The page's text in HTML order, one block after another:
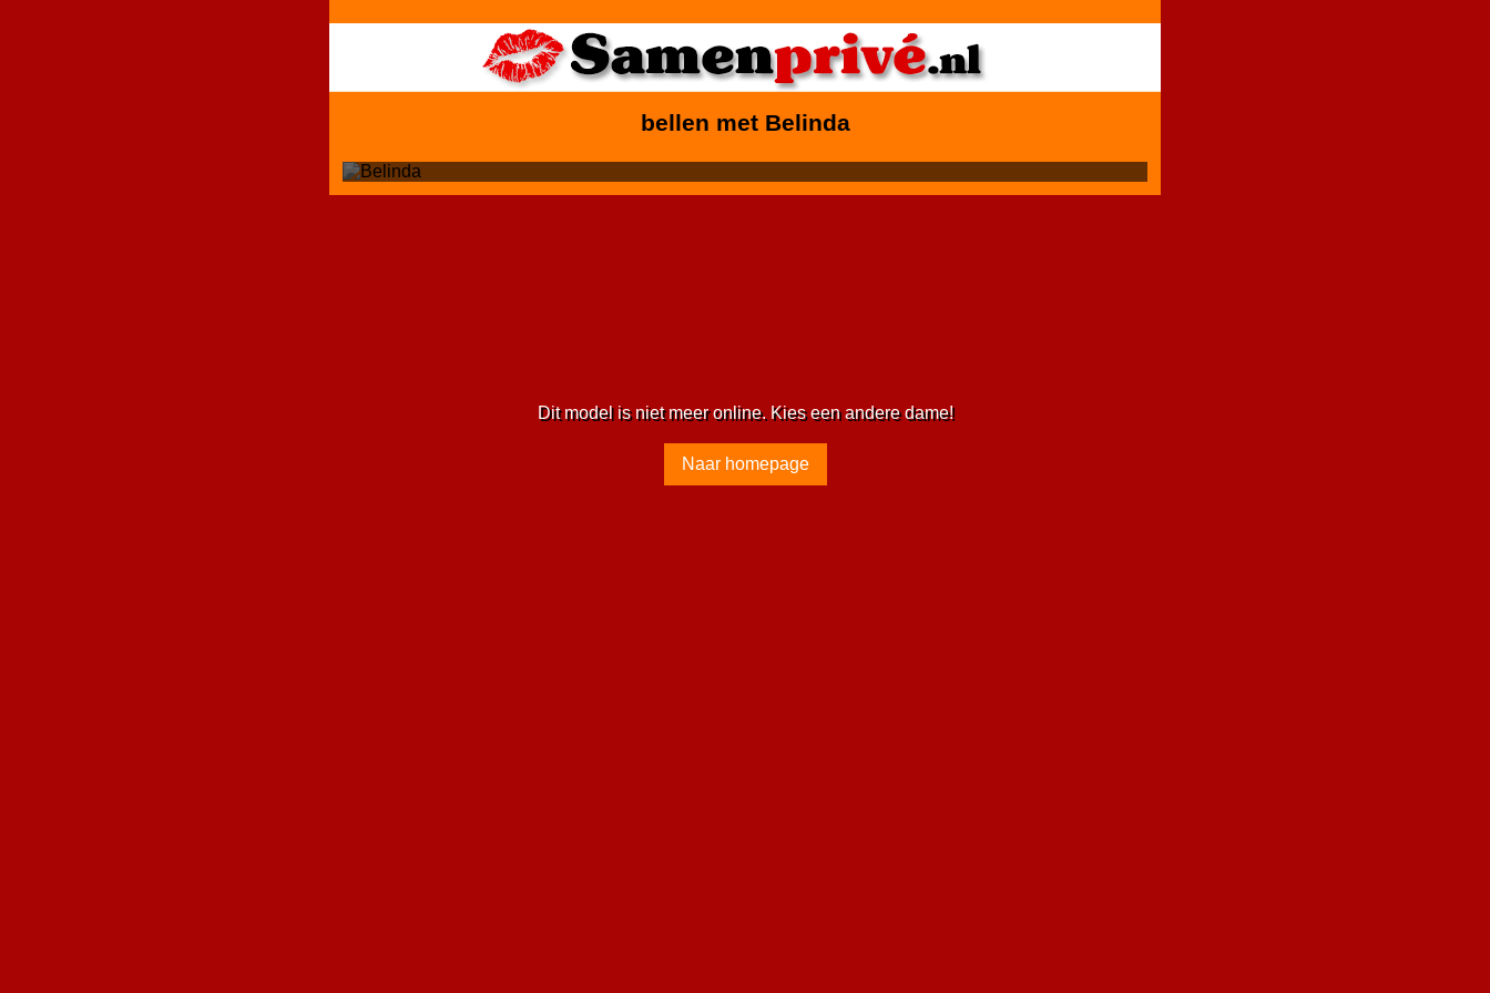
bellen met Belinda
Dit model is niet meer online. Kies een andere dame!
Naar homepage